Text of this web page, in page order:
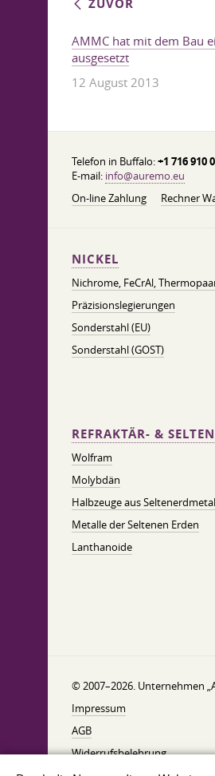
ZUVOR
AMMC hat mit dem Bau
ausgesetzt
12 August 2013
Telefon in Buffalo:+1 716 910
E-mail: info@auremo.eu
On-line Zahlung
Rechner
NICKEL
Nichrome, FeСrAl,
Präzisionslegierungen
Sonderstahl (EU)
Sonderstahl (GOST)
REFRAKTÄR- &
Wolfram
Molybdän
Halbzeuge aus
Metalle der Seltenen Erden
Lanthanoide
© 2007–2026. Unternehmen
Impressum
AGB
Widerrufsbelehrung